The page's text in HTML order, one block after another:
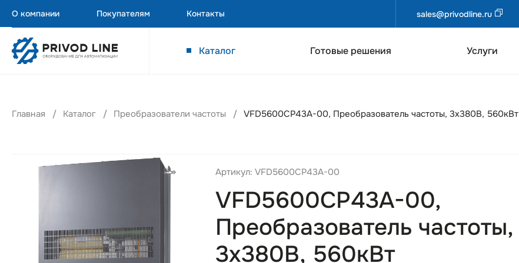
О компании Покупателям Контакты sales@privodline.ru
Каталог Готовые решения Услуги
Главная Каталог Преобразователи частоты VFD5600CP43A-00, Преобразователь частоты, 3х380В, 560кВт
Артикул: VFD5600CP43A-00
VFD5600CP43A-00,
Преобразователь частоты,
3х380В, 560кВт